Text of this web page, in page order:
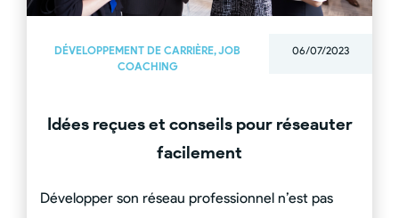
DÉVELOPPEMENT DE CARRIÈRE,JOB
COACHING
06/07/2023
Idées reçues et conseils pour réseauter
facilement
Développer son réseau professionnel n’est pas